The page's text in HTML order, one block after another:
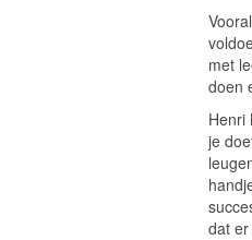
met
doen
Henri
je
dat